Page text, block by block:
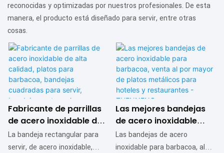
reconocidas y optimizadas por nuestros profesionales. De esta
manera, el producto está diseñado para servir, entre otras
cosas.
Fabricante de parrillas
de acero inoxidable de
alta calidad, platos
para barbacoa,
La bandeja rectangular para
servir, de acero inoxidable,
Las mejores bandejas
de acero inoxidable
para barbacoa, venta
al por mayor de platos
Las bandejas de acero
inoxidable para barbacoa, al